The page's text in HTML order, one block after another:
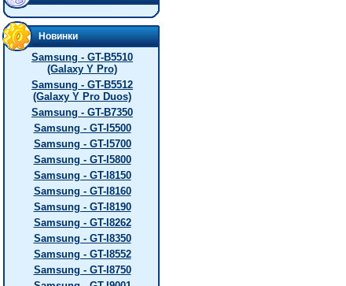
Новинки
Samsung - GT-B5510
(Galaxy Y Pro)
Samsung - GT-B5512
(Galaxy Y Pro Duos)
Samsung - GT-B7350
Samsung - GT-I5500
Samsung - GT-I5700
Samsung - GT-I5800
Samsung - GT-I8150
Samsung - GT-I8160
Samsung - GT-I8190
Samsung - GT-I8262
Samsung - GT-I8350
Samsung - GT-I8552
Samsung - GT-I8750